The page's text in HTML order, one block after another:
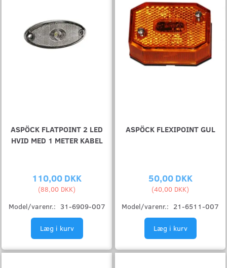
ASPÖCK FLATPOINT 2 LED
HVID MED 1 METER KABEL
110,00 DKK
(88,00 DKK)
Model/varenr.: 31-6909-007
Læg i kurv
ASPÖCK FLEXIPOINT GUL
50,00 DKK
(40,00 DKK)
Model/varenr.: 21-6511-007
Læg i kurv